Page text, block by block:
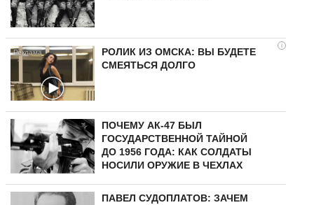
i
РОЛИК ИЗ ОМСКА: ВЫ БУДЕТЕ
СМЕЯТЬСЯ ДОЛГО
ПОЧЕМУ АК-47 БЫЛ
ГОСУДАРСТВЕННОЙ ТАЙНОЙ
ДО 1956 ГОДА: КАК СОЛДАТЫ
НОСИЛИ ОРУЖИЕ В ЧЕХЛАХ
ПАВЕЛ СУДОПЛАТОВ: ЗАЧЕМ